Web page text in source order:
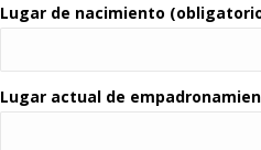
Lugar de nacimiento
Lugar actual de